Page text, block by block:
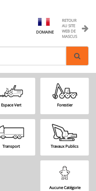
RETOUR
AU SITE
WEB DE
MASCUS
DOMAINE
Espace Vert Forestier
Transport Travaux Publics
Aucune Catégorie